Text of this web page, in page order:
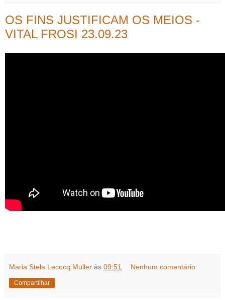
OS FINS JUSTIFICAM OS MEIOS -
VITAL FROSI 23.09.23
Maria Stela Lecocq Muller às 09:51 Nenhum comentário:
Compartilhar